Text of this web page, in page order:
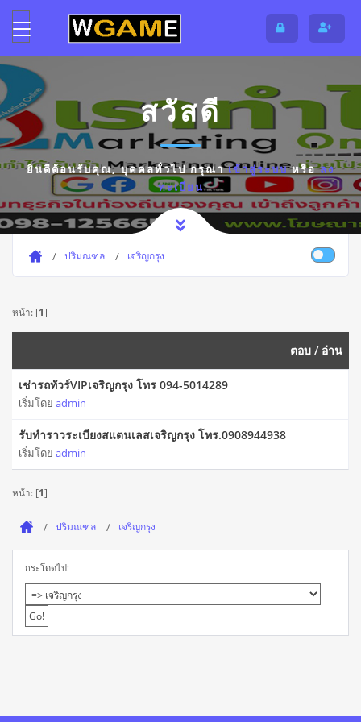
สวัสดี
ยินดีต้อนรับคุณ,บุคคลทั่วไปกรุณาเข้าสู่ระบบหรือลง
ทะเบียน
ปริมณฑล เจริญกรุง
หน้า: [1]
ตอบ / อ่าน
เช่ารถทัวร์VIPเจริญกรุง โทร 094-5014289
เริ่มโดย admin
รับทำราวระเบียงสแตนเลสเจริญกรุง โทร.0908944938
เริ่มโดย admin
หน้า: [1]
ปริมณฑล เจริญกรุง
กระโดดไป: